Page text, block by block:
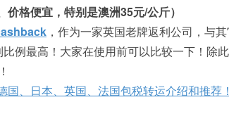
价格便宜，特别是澳洲35元/公斤）
，作为一家英国老牌返利公司，与
例最高！大家在使用前可以比较一下！除
国、日本、英国、法国包税转运介绍和推荐！